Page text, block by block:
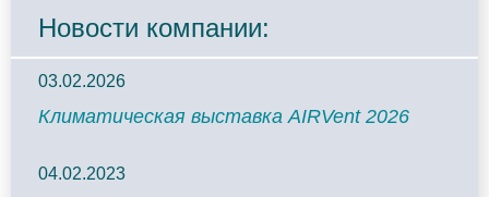
Новости компании:
03.02.2026
Климатическая выставка AIRVent 2026
04.02.2023